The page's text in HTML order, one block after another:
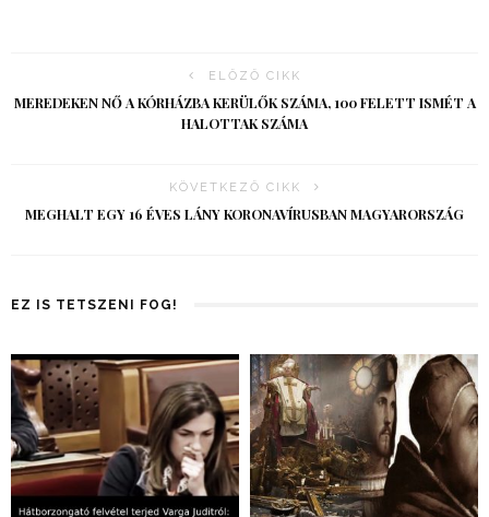
ELŐZŐ CIKK
MEREDEKEN NŐ A KÓRHÁZBA KERÜLŐK SZÁMA, 100 FELETT ISMÉT A
HALOTTAK SZÁMA
KÖVETKEZŐ CIKK
MEGHALT EGY 16 ÉVES LÁNY KORONAVÍRUSBAN MAGYARORSZÁG
EZ IS TETSZENI FOG!